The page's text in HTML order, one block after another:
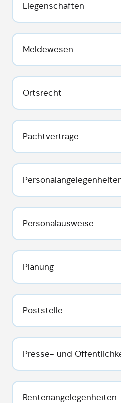
Liegenschaften
Meldewesen
Ortsrecht
Pachtverträge
Personalausweise
Planung
Poststelle
Presse- und
Rentenangelegenheiten